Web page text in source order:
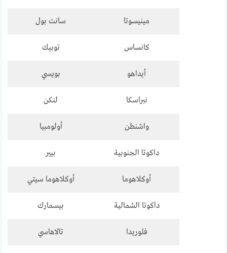
مينيسوتا سانت بول
كانساس توبيك
أيداهو بويسي
نبراسكا لنكن
واشنطن أولومبيا
داكوتا الجنوبية بيير
أوكلاهوما أوكلاهوما سيتي
داكوتا الشمالية بيسمارك
فلوريدا تالاهاسي